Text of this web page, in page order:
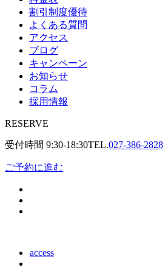
割引制度優待
よくある質問
アクセス
ブログ
キャンペーン
お知らせ
コラム
採用情報
RESERVE
受付時間 9:30-18:30TEL.027-386-2828
ご予約に進む
access